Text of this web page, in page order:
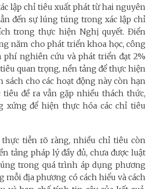
lập chỉ tiêu xuất phát từ hai nguyên
đến sự lúng túng trong xác lập chỉ
trong thực hiện Nghị quyết. Điển
năm cho phát triển khoa học, công
phí nghiên cứu và phát triển đạt 2%
quan trọng, nền tảng để thực hiện
cho các hoạt động này còn hạn
đề ra vẫn gặp nhiều thách thức,
xứng để hiện thực hóa các chỉ tiêu
tiễn rõ ràng, nhiều chỉ tiêu còn
tảng pháp lý đầy đủ, chưa được luật
trong quá trình áp dụng phương
địa phương có cách hiểu và cách